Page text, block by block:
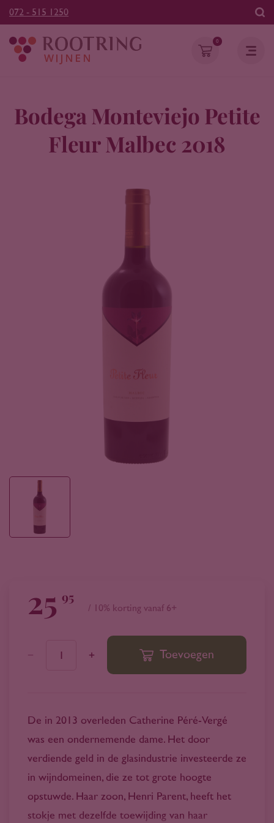
072 - 515 1250
0
Bodega Monteviejo Petite
Fleur Malbec 2018
25 95
/ 10% korting vanaf 6+
Toevoegen
De in 2013 overleden Catherine Péré-Vergé
was een ondernemende dame. Het door
verdiende geld in de glasindustrie investeerde ze
in wijndomeinen, die ze tot grote hoogte
opstuwde. Haar zoon, Henri Parent, heeft het
stokje met dezelfde toewijding van haar